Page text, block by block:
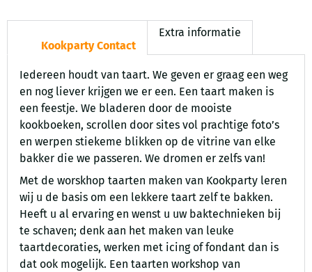
Kookparty Contact
Extra informatie
Iedereen houdt van taart. We geven er graag een weg
en nog liever krijgen we er een. Een taart maken is
een feestje. We bladeren door de mooiste
kookboeken, scrollen door sites vol prachtige foto’s
en werpen stiekeme blikken op de vitrine van elke
bakker die we passeren. We dromen er zelfs van!
Met de worskhop taarten maken van Kookparty leren
wij u de basis om een lekkere taart zelf te bakken.
Heeft u al ervaring en wenst u uw baktechnieken bij
te schaven; denk aan het maken van leuke
taartdecoraties, werken met icing of fondant dan is
dat ook mogelijk. Een taarten workshop van